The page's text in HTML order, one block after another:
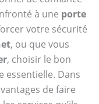
à une porte
votre sécurité
, ou que vous
, choisir le bon
essentielle. Dans
de faire